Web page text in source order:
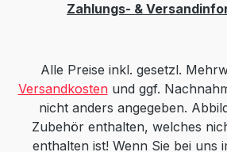
Zahlungs- &
Alle Preise inkl. gesetzl.
Versandkostenund ggf.
nicht anders angegeben.
Zubehör enthalten, welches
enthalten ist! Wenn Sie bei uns